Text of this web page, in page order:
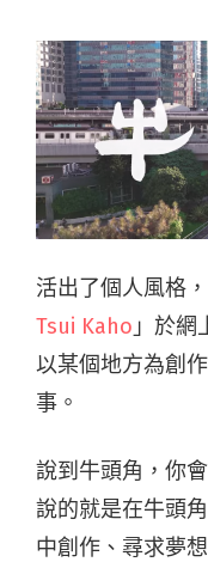
活出了個人風格
Tsui Kaho 」於網
以某個地方為創
事。
說到牛頭角，你
說的就是在牛頭
中創作、尋求夢